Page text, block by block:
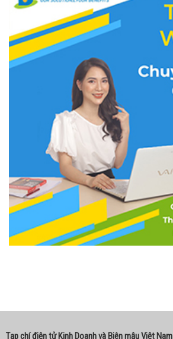
Tạp chí điện tử Kinh Doanh và Biên mậu Việt Nam